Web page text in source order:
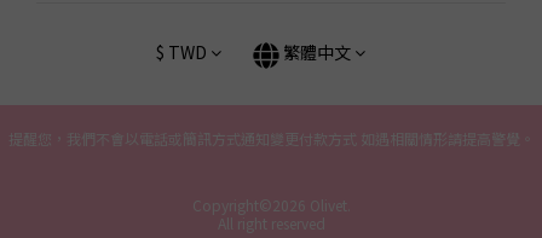
$ TWD 繁體中文
提醒您，我們不會以電話或簡訊方式通知變更付款方式 如遇相關情形請提高警覺。
Copyright©2026 Olivet.
All right reserved